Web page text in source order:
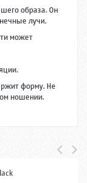
образа. Он
лучи.
может
форму. Не
ношении.